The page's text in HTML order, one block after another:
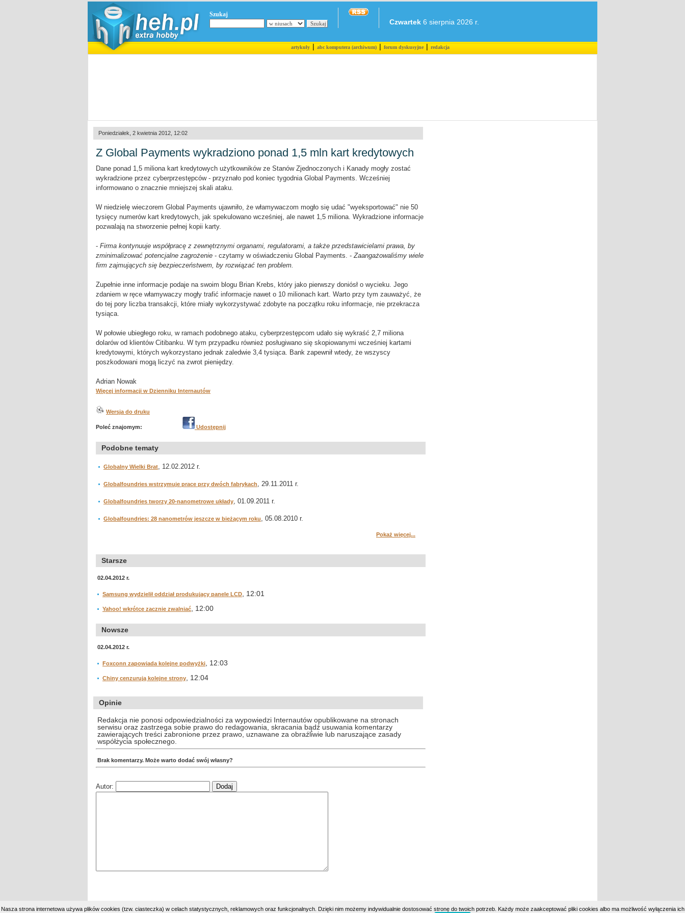
Szukaj
Czwartek 6 sierpnia 2026 r.
artykuły|abc komputera (archiwum)|forum dyskusyjne|redakcja
Poniedziałek, 2 kwietnia 2012, 12:02
Z Global Payments wykradziono ponad 1,5 mln kart kredytowych
Dane ponad 1,5 miliona kart kredytowych użytkowników ze Stanów Zjednoczonych i Kanady mogły zostać
wykradzione przez cyberprzestępców - przyznało pod koniec tygodnia Global Payments. Wcześniej
informowano o znacznie mniejszej skali ataku.
W niedzielę wieczorem Global Payments ujawniło, że włamywaczom mogło się udać "wyeksportować" nie 50
tysięcy numerów kart kredytowych, jak spekulowano wcześniej, ale nawet 1,5 miliona. Wykradzione informacje
pozwalają na stworzenie pełnej kopii karty.
- Firma kontynuuje współpracę z zewnętrznymi organami, regulatorami, a także przedstawicielami prawa, by
zminimalizować potencjalne zagrożenie - czytamy w oświadczeniu Global Payments. -Zaangażowaliśmy wiele
firm zajmujących się bezpieczeństwem, by rozwiązać ten problem.
Zupełnie inne informacje podaje na swoim blogu Brian Krebs, który jako pierwszy doniósł o wycieku. Jego
zdaniem w ręce włamywaczy mogły trafić informacje nawet o 10 milionach kart. Warto przy tym zauważyć, że
do tej pory liczba transakcji, które miały wykorzystywać zdobyte na początku roku informacje, nie przekracza
tysiąca.
W połowie ubiegłego roku, w ramach podobnego ataku, cyberprzestępcom udało się wykraść 2,7 miliona
dolarów od klientów Citibanku. W tym przypadku również posługiwano się skopiowanymi wcześniej kartami
kredytowymi, których wykorzystano jednak zaledwie 3,4 tysiąca. Bank zapewnił wtedy, że wszyscy
poszkodowani mogą liczyć na zwrot pieniędzy.
Adrian Nowak
Więcej informacji w Dzienniku Internautów
Wersja do druku
Poleć znajomym: Udostępnij
Podobne tematy
Globalny Wielki Brat, 12.02.2012 r.
Globalfoundries wstrzymuje prace przy dwóch fabrykach, 29.11.2011 r.
Globalfoundries tworzy 20-nanometrowe układy, 01.09.2011 r.
Globalfoundries: 28 nanometrów jeszcze w bieżącym roku, 05.08.2010 r.
Pokaż więcej...
Starsze
02.04.2012 r.
Samsung wydzielił oddział produkujący panele LCD , 12:01
Yahoo! wkrótce zacznie zwalniać , 12:00
Nowsze
02.04.2012 r.
Foxconn zapowiada kolejne podwyżki , 12:03
Chiny cenzurują kolejne strony , 12:04
Opinie
Redakcja nie ponosi odpowiedzialności za wypowiedzi Internautów opublikowane na stronach
serwisu oraz zastrzega sobie prawo do redagowania, skracania bądź usuwania komentarzy
zawierających treści zabronione przez prawo, uznawane za obraźliwie lub naruszające zasady
współżycia społecznego.
Brak komentarzy. Może warto dodać swój własny?
Autor:
Nasza strona internetowa używa plików cookies (tzw. ciasteczka) w celach statystycznych, reklamowych oraz funkcjonalnych. Dzięki nim możemy indywidualnie dostosować stronę do twoich potrzeb. Każdy może zaakceptować pliki cookies albo ma możliwość wyłączenia ich